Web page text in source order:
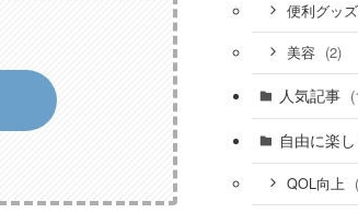
便利グッ
美容 (2)
人気記事
自由に楽
QOL向上